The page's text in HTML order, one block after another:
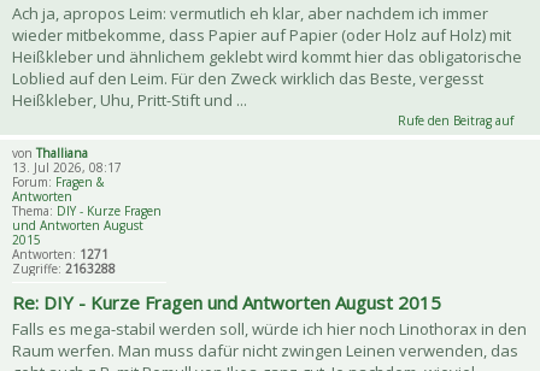
Ach ja, apropos Leim: vermutlich eh klar, aber nachdem ich immer
wieder mitbekomme, dass Papier auf Papier (oder Holz auf Holz) mit
Heißkleber und ähnlichem geklebt wird kommt hier das obligatorische
Loblied auf den Leim. Für den Zweck wirklich das Beste, vergesst
Heißkleber, Uhu, Pritt-Stift und ...
Rufe den Beitrag auf
vonThalliana
13. Jul 2026, 08:17
Forum: Fragen &
Antworten
Thema: DIY - Kurze Fragen
und Antworten August
2015
Antworten: 1271
Zugriffe: 2163288
Re: DIY - Kurze Fragen und Antworten August 2015
Falls es mega-stabil werden soll, würde ich hier noch Linothorax in den
Raum werfen. Man muss dafür nicht zwingen Leinen verwenden, das